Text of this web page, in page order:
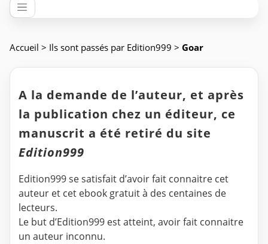
Accueil > Ils sont passés par Edition999 > Goar
A la demande de l’auteur, et après
la publication chez un éditeur, ce
manuscrit a été retiré du site
Edition999
Edition999 se satisfait d’avoir fait connaitre cet
auteur et cet ebook gratuit à des centaines de
lecteurs.
Le but d’Edition999 est atteint, avoir fait connaitre
un auteur inconnu.